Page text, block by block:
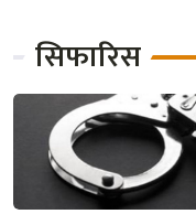
सिफारिस